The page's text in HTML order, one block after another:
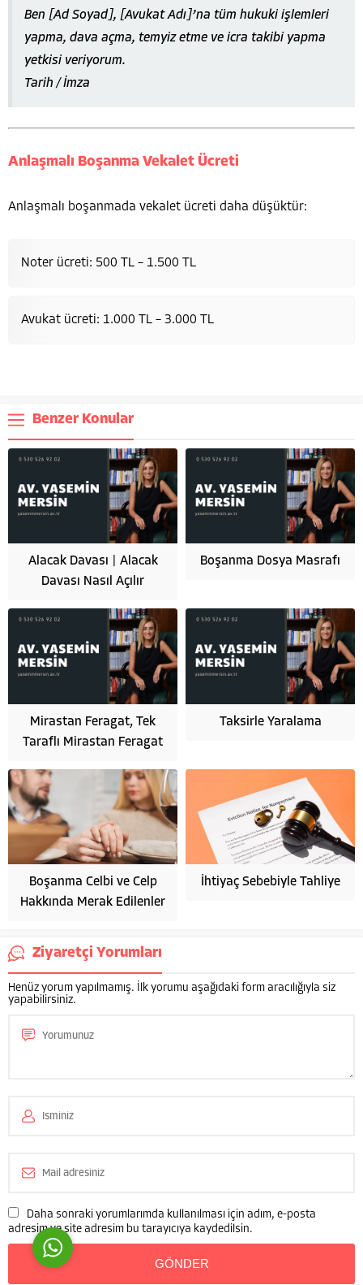
Ben [Ad Soyad], [Avukat Adı]’na tüm hukuki işlemleri
yapma, dava açma, temyiz etme ve icra takibi yapma
yetkisi veriyorum.
Tarih / İmza
Anlaşmalı Boşanma Vekalet Ücreti
Anlaşmalı boşanmada vekalet ücreti daha düşüktür:
Noter ücreti: 500 TL – 1.500 TL
Avukat ücreti: 1.000 TL – 3.000 TL
Benzer Konular
Alacak Davası | Alacak
Davası Nasıl Açılır
Boşanma Dosya Masrafı
Mirastan Feragat, Tek
Taraflı Mirastan Feragat
Taksirle Yaralama
Boşanma Celbi ve Celp
Hakkında Merak Edilenler
İhtiyaç Sebebiyle Tahliye
Ziyaretçi Yorumları
Henüz yorum yapılmamış. İlk yorumu aşağıdaki form aracılığıyla siz
yapabilirsiniz.
Daha sonraki yorumlarımda kullanılması için adım, e-posta
adresim ve site adresim bu tarayıcıya kaydedilsin.